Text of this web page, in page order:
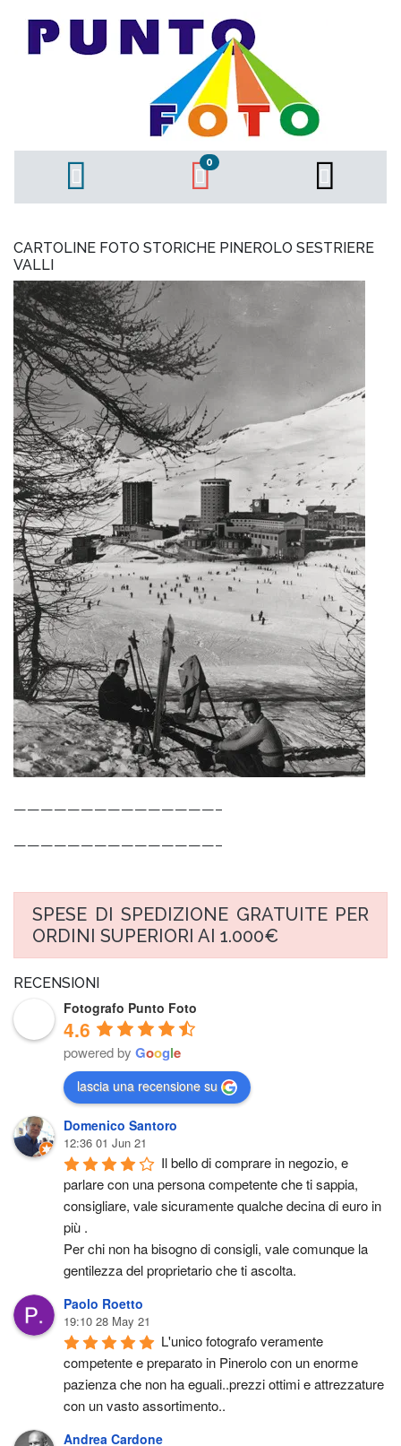
0
CARTOLINE FOTO STORICHE PINEROLO SESTRIERE
VALLI
———————————————–
———————————————–
SPESE DI SPEDIZIONE GRATUITE PER
ORDINI SUPERIORI AI 1.000€
RECENSIONI
Fotografo Punto Foto
4.6
powered by Google
lascia una recensione su
Domenico Santoro
12:36 01 Jun 21
Il bello di comprare in negozio, e
parlare con una persona competente che ti sappia,
consigliare, vale sicuramente qualche decina di euro in
più .
Per chi non ha bisogno di consigli, vale comunque la
gentilezza del proprietario che ti ascolta.
Paolo Roetto
19:10 28 May 21
L'unico fotografo veramente
competente e preparato in Pinerolo con un enorme
pazienza che non ha eguali..prezzi ottimi e attrezzature
con un vasto assortimento..
Andrea Cardone